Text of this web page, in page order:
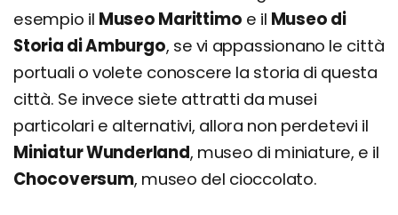
esempio il Museo Marittimo e il Museo di
Storia di Amburgo, se vi appassionano le città
portuali o volete conoscere la storia di questa
città. Se invece siete attratti da musei
particolari e alternativi, allora non perdetevi il
Miniatur Wunderland, museo di miniature, e il
Chocoversum, museo del cioccolato.